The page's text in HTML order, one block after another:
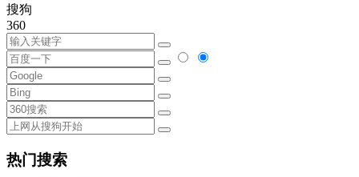
搜狗
360
热门搜索